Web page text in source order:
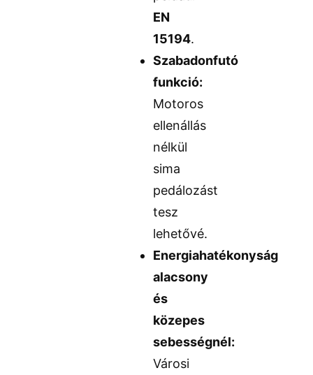
EN
15194.
Szabadonfutó
funkció:
Motoros
ellenállás
nélkül
sima
pedálozást
tesz
lehetővé.
Energiahatékonyság
alacsony
és
közepes
sebességnél:
Városi